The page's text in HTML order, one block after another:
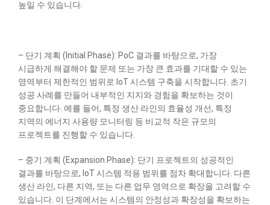
높일 수 있습니다.
– 단기 계획 (Initial Phase): PoC 결과를 바탕으로, 가장
시급하게 해결해야 할 문제 또는 가장 큰 효과를 기대할 수 있는
영역부터 제한적인 범위로 IoT 시스템 구축을 시작합니다. 초기
성공 사례를 만들어 내부적인 지지와 경험을 확보하는 것이
중요합니다. 예를 들어, 특정 생산 라인의 효율성 개선, 특정
지역의 에너지 사용량 모니터링 등 비교적 작은 규모의
프로젝트를 진행할 수 있습니다.
– 중기 계획 (Expansion Phase): 단기 프로젝트의 성공적인
결과를 바탕으로, IoT 시스템 적용 범위를 점차 확대합니다. 다른
생산 라인, 다른 지역, 또는 다른 업무 영역으로 확장을 고려할 수
있습니다. 이 단계에서는 시스템의 안정성과 확장성을 확보하는